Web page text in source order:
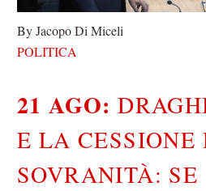
By Jacopo Di Miceli
POLITICA
21 AGO:
E LA CESSIONE
SOVRANITÀ: SE